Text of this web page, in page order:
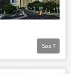
Амалиёти вижаи Русия барои ҳимояи Донбасс: охирин хабарҳо
Боз 7